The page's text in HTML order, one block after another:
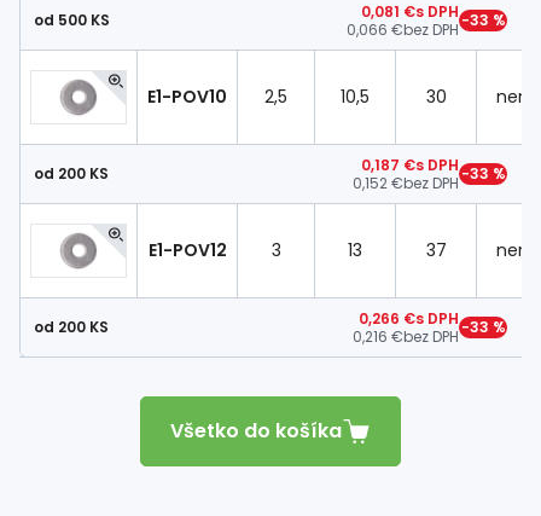
od 500 KS 0,081 €s DPH
0,066 €bez DPH−33 %
E1-POV10 2,5 10,5 30
od 200 KS 0,187 €s DPH
0,152 €bez DPH−33 %
E1-POV12 3 13 37
od 200 KS 0,266 €s DPH
0,216 €bez DPH−33 %
Všetko do košíka